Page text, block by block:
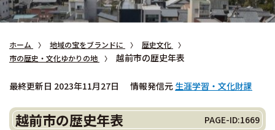
ホーム 地域の宝をブランドに
歴史文化
市の歴史・文化ゆかりの地
越前市の歴史年表
最終更新日 2023年11月27日 情報発信元 生涯学習・文化財課
越前市の歴史年表 PAGE-ID:1669